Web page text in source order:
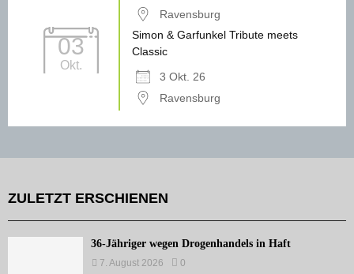
Ravensburg
03
Okt.
Simon & Garfunkel Tribute meets
Classic
3 Okt. 26
Ravensburg
ZULETZT ERSCHIENEN
36-Jähriger wegen Drogenhandels in Haft
7. August 2026 0